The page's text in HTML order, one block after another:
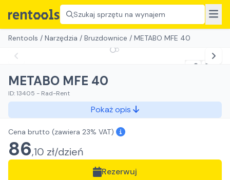
Szukaj sprzętu na wynajem
Rentools / Narzędzia / Bruzdownice / METABO MFE 40
METABO MFE 40
ID:13405 - Rad-Rent
Pokaż opis
Cena brutto (zawiera 23% VAT)
86,10 zł/dzień
Rezerwuj